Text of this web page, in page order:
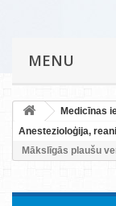
MENU
Medicīnas
Anestezioloģija,
Mākslīgās plaušu